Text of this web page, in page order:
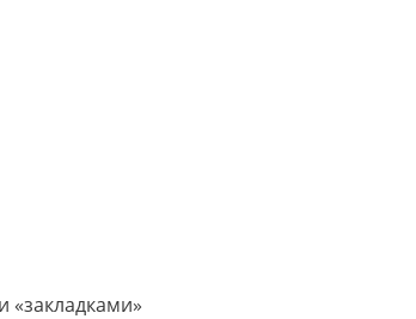
«закладками»